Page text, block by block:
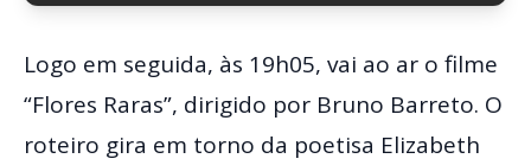
Logo em seguida, às 19h05, vai ao ar o filme
“Flores Raras”, dirigido por Bruno Barreto. O
roteiro gira em torno da poetisa Elizabeth